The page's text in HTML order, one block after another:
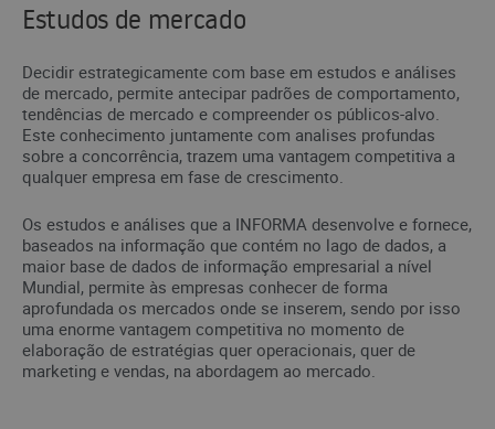
Estudos de mercado
Decidir estrategicamente com base em estudos e análises
de mercado, permite antecipar padrões de comportamento,
tendências de mercado e compreender os públicos-alvo.
Este conhecimento juntamente com analises profundas
sobre a concorrência, trazem uma vantagem competitiva a
qualquer empresa em fase de crescimento.
Os estudos e análises que a INFORMA desenvolve e fornece,
baseados na informação que contém no lago de dados, a
maior base de dados de informação empresarial a nível
Mundial, permite às empresas conhecer de forma
aprofundada os mercados onde se inserem, sendo por isso
uma enorme vantagem competitiva no momento de
elaboração de estratégias quer operacionais, quer de
marketing e vendas, na abordagem ao mercado.